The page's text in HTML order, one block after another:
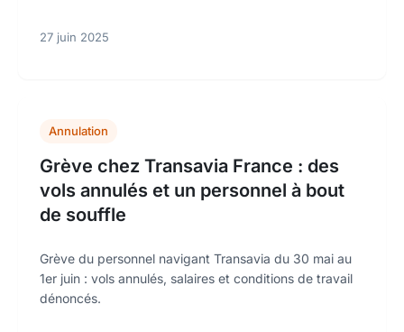
27 juin 2025
Annulation
Grève chez Transavia France : des
vols annulés et un personnel à bout
de souffle
Grève du personnel navigant Transavia du 30 mai au
1er juin : vols annulés, salaires et conditions de travail
dénoncés.